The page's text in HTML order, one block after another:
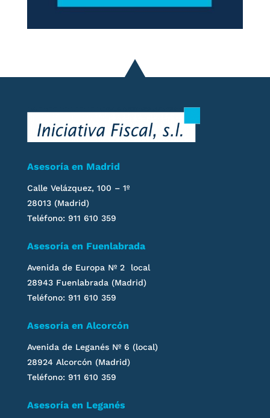
Asesoría en Madrid
Calle Velázquez, 100 – 1º
28013 (Madrid)
Teléfono: 911 610 359
Asesoría en Fuenlabrada
Avenida de Europa Nº 2 local
28943 Fuenlabrada (Madrid)
Teléfono: 911 610 359
Asesoría en Alcorcón
Avenida de Leganés Nº 6 (local)
28924 Alcorcón (Madrid)
Teléfono: 911 610 359
Asesoría en Leganés